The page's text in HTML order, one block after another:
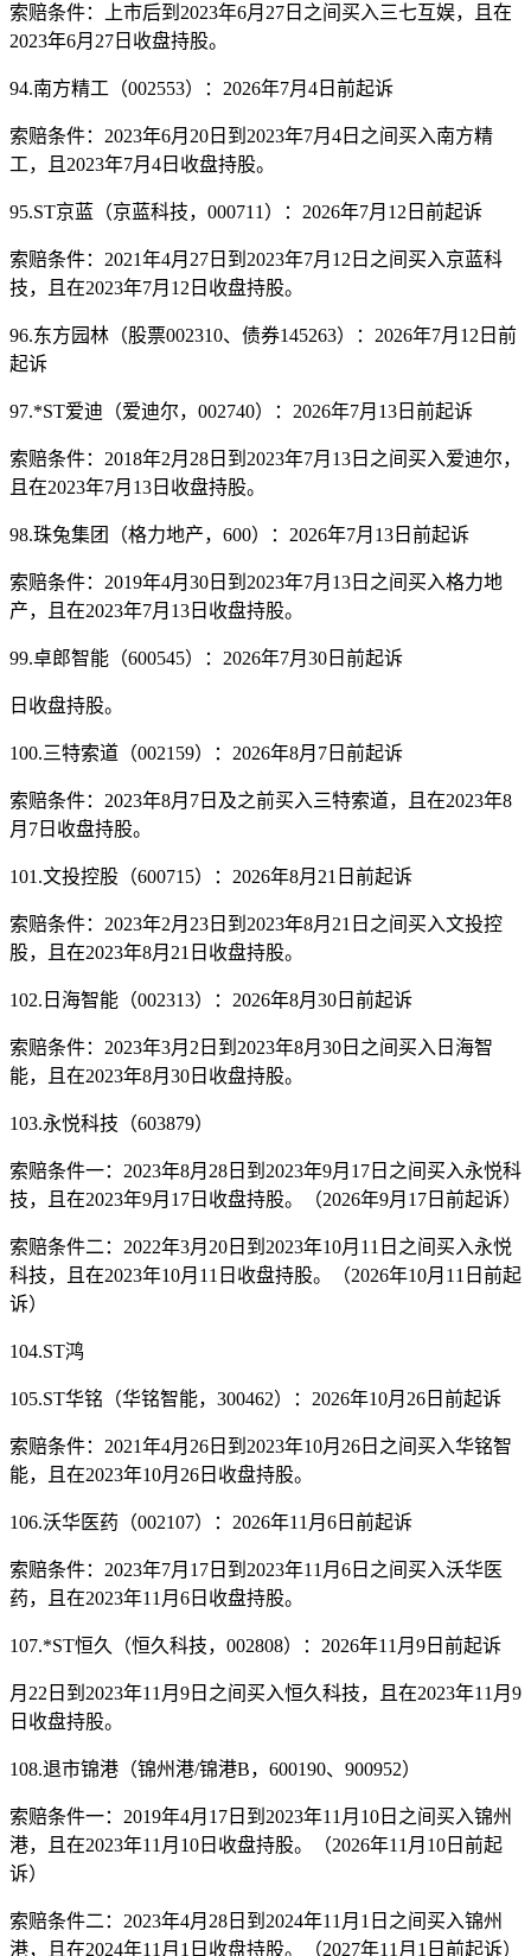
索赔条件：上市后到2023年6月27日之间买入三七互娱，且在
2023年6月27日收盘持股。
94.南方精工（002553）：2026年7月4日前起诉
索赔条件：2023年6月20日到2023年7月4日之间买入南方精
工，且2023年7月4日收盘持股。
95.ST京蓝（京蓝科技，000711）：2026年7月12日前起诉
索赔条件：2021年4月27日到2023年7月12日之间买入京蓝科
技，且在2023年7月12日收盘持股。
96.东方园林（股票002310、债券145263）：2026年7月12日前
起诉
97.*ST爱迪（爱迪尔，002740）：2026年7月13日前起诉
索赔条件：2018年2月28日到2023年7月13日之间买入爱迪尔，
且在2023年7月13日收盘持股。
98.珠兔集团（格力地产，600）：2026年7月13日前起诉
索赔条件：2019年4月30日到2023年7月13日之间买入格力地
产，且在2023年7月13日收盘持股。
99.卓郎智能（600545）：2026年7月30日前起诉
日收盘持股。
100.三特索道（002159）：2026年8月7日前起诉
索赔条件：2023年8月7日及之前买入三特索道，且在2023年8
月7日收盘持股。
101.文投控股（600715）：2026年8月21日前起诉
索赔条件：2023年2月23日到2023年8月21日之间买入文投控
股，且在2023年8月21日收盘持股。
102.日海智能（002313）：2026年8月30日前起诉
索赔条件：2023年3月2日到2023年8月30日之间买入日海智
能，且在2023年8月30日收盘持股。
103.永悦科技（603879）
索赔条件一：2023年8月28日到2023年9月17日之间买入永悦科
技，且在2023年9月17日收盘持股。（2026年9月17日前起诉）
索赔条件二：2022年3月20日到2023年10月11日之间买入永悦
科技，且在2023年10月11日收盘持股。（2026年10月11日前起
诉）
104.ST鸿
105.ST华铭（华铭智能，300462）：2026年10月26日前起诉
索赔条件：2021年4月26日到2023年10月26日之间买入华铭智
能，且在2023年10月26日收盘持股。
106.沃华医药（002107）：2026年11月6日前起诉
索赔条件：2023年7月17日到2023年11月6日之间买入沃华医
药，且在2023年11月6日收盘持股。
107.*ST恒久（恒久科技，002808）：2026年11月9日前起诉
月22日到2023年11月9日之间买入恒久科技，且在2023年11月9
日收盘持股。
108.退市锦港（锦州港/锦港B，600190、900952）
索赔条件一：2019年4月17日到2023年11月10日之间买入锦州
港，且在2023年11月10日收盘持股。（2026年11月10日前起
诉）
索赔条件二：2023年4月28日到2024年11月1日之间买入锦州
港，且在2024年11月1日收盘持股。（2027年11月1日前起诉）